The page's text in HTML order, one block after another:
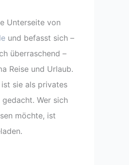
Unterseite von
und befasst sich –
überraschend –
Reise und Urlaub.
sie als privates
Wer sich
möchte, ist